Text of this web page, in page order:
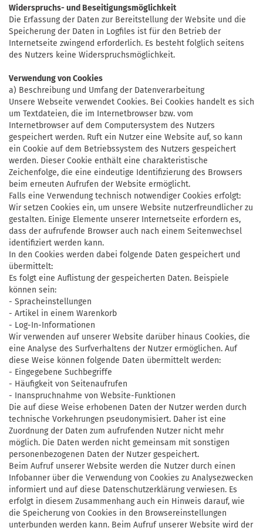
Widerspruchs- und Beseitigungsmöglichkeit
Die Erfassung der Daten zur Bereitstellung der Website und die
Speicherung der Daten in Logfiles ist für den Betrieb der
Internetseite zwingend erforderlich. Es besteht folglich seitens
des Nutzers keine Widerspruchsmöglichkeit.
Verwendung von Cookies
a) Beschreibung und Umfang der Datenverarbeitung
Unsere Webseite verwendet Cookies. Bei Cookies handelt es sich
um Textdateien, die im Internetbrowser bzw. vom
Internetbrowser auf dem Computersystem des Nutzers
gespeichert werden. Ruft ein Nutzer eine Website auf, so kann
ein Cookie auf dem Betriebssystem des Nutzers gespeichert
werden. Dieser Cookie enthält eine charakteristische
Zeichenfolge, die eine eindeutige Identifizierung des Browsers
beim erneuten Aufrufen der Website ermöglicht.
Falls eine Verwendung technisch notwendiger Cookies erfolgt:
Wir setzen Cookies ein, um unsere Website nutzerfreundlicher zu
gestalten. Einige Elemente unserer Internetseite erfordern es,
dass der aufrufende Browser auch nach einem Seitenwechsel
identifiziert werden kann.
In den Cookies werden dabei folgende Daten gespeichert und
übermittelt:
Es folgt eine Auflistung der gespeicherten Daten. Beispiele
können sein:
- Spracheinstellungen
- Artikel in einem Warenkorb
- Log-In-Informationen
Wir verwenden auf unserer Website darüber hinaus Cookies, die
eine Analyse des Surfverhaltens der Nutzer ermöglichen. Auf
diese Weise können folgende Daten übermittelt werden:
- Eingegebene Suchbegriffe
- Häufigkeit von Seitenaufrufen
- Inanspruchnahme von Website-Funktionen
Die auf diese Weise erhobenen Daten der Nutzer werden durch
technische Vorkehrungen pseudonymisiert. Daher ist eine
Zuordnung der Daten zum aufrufenden Nutzer nicht mehr
möglich. Die Daten werden nicht gemeinsam mit sonstigen
personenbezogenen Daten der Nutzer gespeichert.
Beim Aufruf unserer Website werden die Nutzer durch einen
Infobanner über die Verwendung von Cookies zu Analysezwecken
informiert und auf diese Datenschutzerklärung verwiesen. Es
erfolgt in diesem Zusammenhang auch ein Hinweis darauf, wie
die Speicherung von Cookies in den Browsereinstellungen
unterbunden werden kann. Beim Aufruf unserer Website wird der